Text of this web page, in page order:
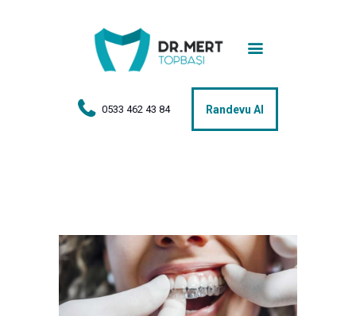
0533 462 43 84 Randevu Al
Anasayfa
Tedaviler
Hakkımda
İletişim